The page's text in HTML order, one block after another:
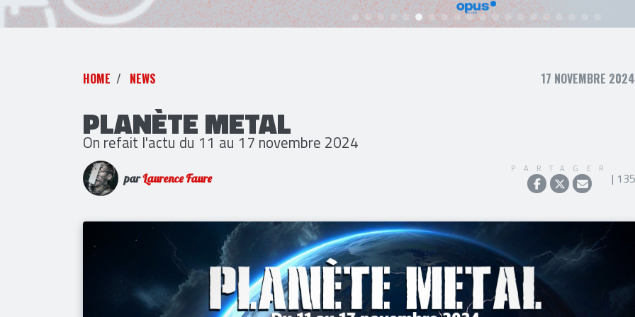
HOME NEWS 17 NOVEMBRE
PLANÈTE METAL
On refait l'actu du 11 au 17 novembre 2024
parLaurence Faure
PARTAGER
|